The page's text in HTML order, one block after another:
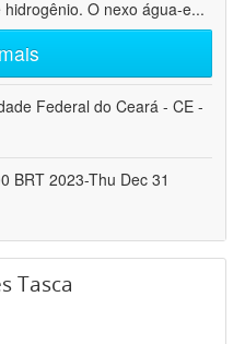
O nexo água-e...
Federal do Ceará - CE -
BRT 2023-Thu Dec 31
Tasca